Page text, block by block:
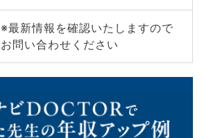
※最新情報を確認いたしますので
お問い合わせください